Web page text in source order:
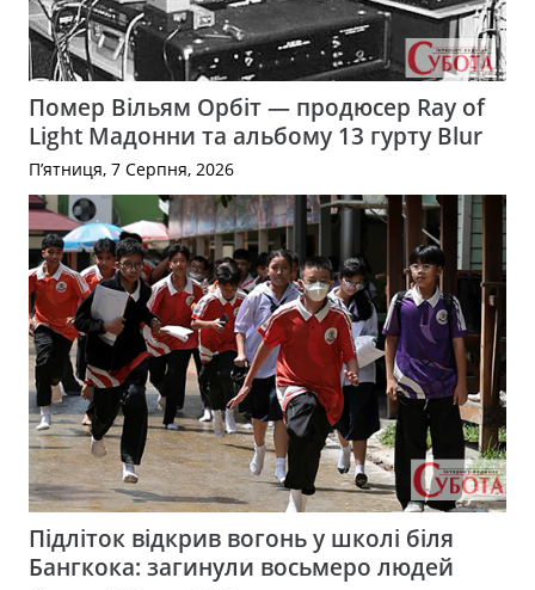
Помер Вільям Орбіт — продюсер Ray of
Light Мадонни та альбому 13 гурту Blur
П’ятниця, 7 Серпня, 2026
Підліток відкрив вогонь у школі біля
Бангкока: загинули восьмеро людей